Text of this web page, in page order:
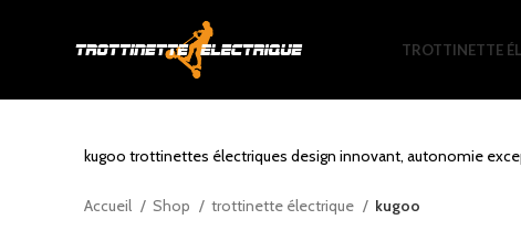
TROTTINETTE
kugoo trottinettes électriques design innovant, autonomie
Accueil Shop trottinette électrique kugoo